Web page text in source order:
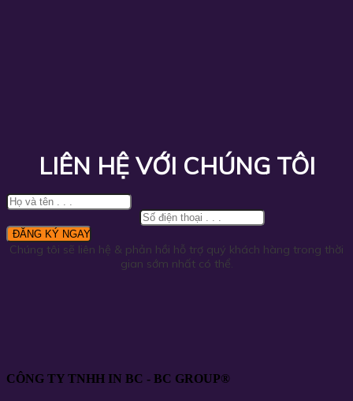
LIÊN HỆ VỚI CHÚNG TÔI
Chúng tôi sẽ liên hệ & phản hồi hỗ trợ quý khách hàng trong thời
gian sớm nhất có thể.
CÔNG TY TNHH IN BC - BC GROUP®